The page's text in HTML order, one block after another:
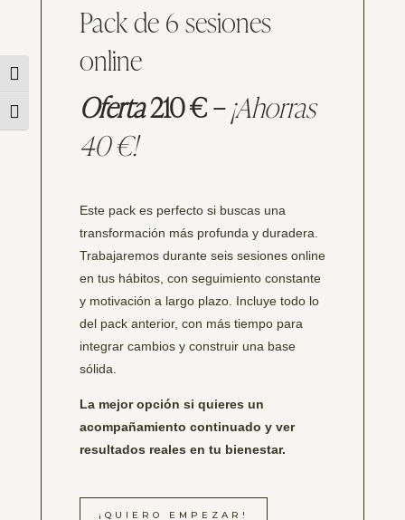
Alternar alto contraste
Alternar tamaño de letra
Pack de 6 sesiones
online
Oferta210 € –¡Ahorras
40 €!
Este pack es perfecto si buscas una
transformación más profunda y duradera.
Trabajaremos durante seis sesiones online
en tus hábitos, con seguimiento constante
y motivación a largo plazo. Incluye todo lo
del pack anterior, con más tiempo para
integrar cambios y construir una base
sólida.
La mejor opción si quieres un
acompañamiento continuado y ver
resultados reales en tu bienestar.
¡QUIERO EMPEZAR!